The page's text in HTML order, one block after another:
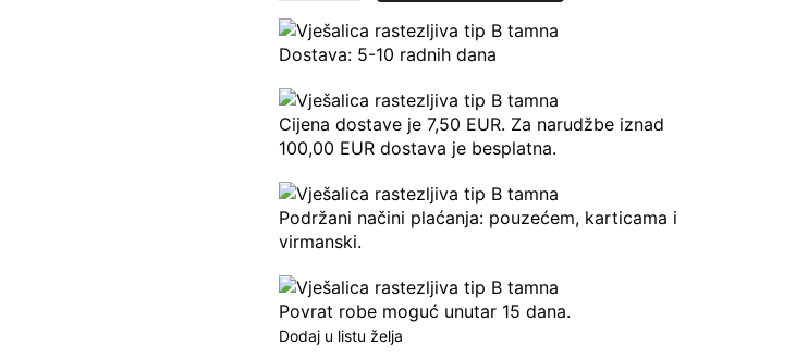
Dostava: 5-10 radnih dana
Cijena dostave je 7,50 EUR. Za narudžbe iznad
100,00 EUR dostava je besplatna.
Podržani načini plaćanja: pouzećem, karticama i
virmanski.
Povrat robe moguć unutar 15 dana.
Dodaj u listu želja